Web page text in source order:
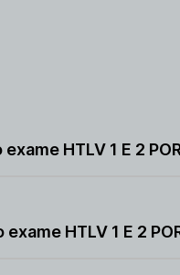
HTLV 1 E 2
O exame HTLV 1 E 2
exame HTLV 1 E 2